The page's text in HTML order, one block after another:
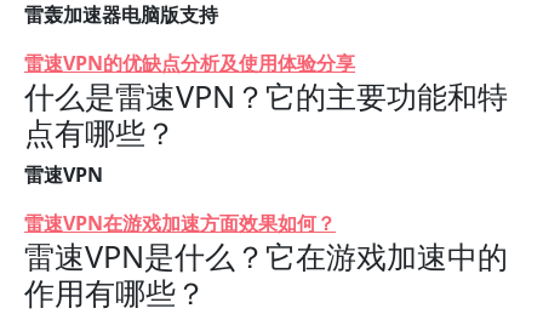
雷轰加速器电脑版支持
雷速VPN的优缺点分析及使用体验分享
什么是雷速VPN？它的主要功能和特
点有哪些？
雷速VPN
雷速VPN在游戏加速方面效果如何？
雷速VPN是什么？它在游戏加速中的
作用有哪些？